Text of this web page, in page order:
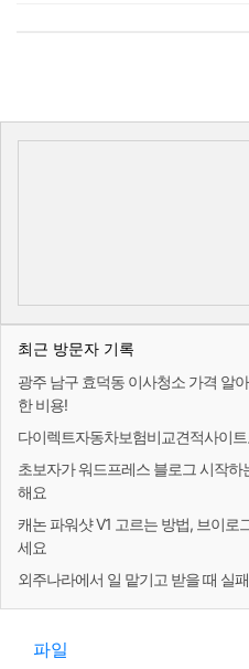
최근 방문자 기록
광주 남구 효덕동 이사청소 가격 알
한 비용!
다이렉트자동차보험비교견적사이
초보자가 워드프레스 블로그 시작
해요
캐논 파워샷 V1 고르는 방법, 브이로
세요
외주나라에서 일 맡기고 받을 때 실
파일